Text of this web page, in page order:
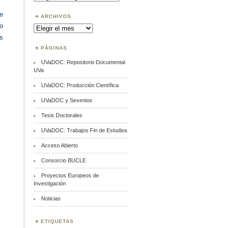
ARCHIVOS
Archivos
PÁGINAS
UVaDOC: Repositorio Documental
UVa
UVaDOC: Producción Científica
UVaDOC y Sexenios
Tesis Doctorales
UVaDOC: Trabajos Fin de Estudios
Acceso Abierto
Consorcio BUCLE
Proyectos Europeos de
Investigación
Noticias
ETIQUETAS